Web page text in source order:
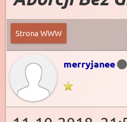
Strona WWW
merryjanee